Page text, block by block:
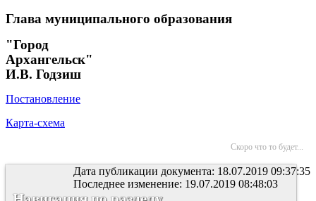
Глава муниципального образования
"Город
Архангельск"
И.В. Годзиш
Постановление
Карта-схема
Скоро что то будет...
Дата публикации документа: 18.07.2019 09:37:35
Последнее изменение: 19.07.2019 08:48:03